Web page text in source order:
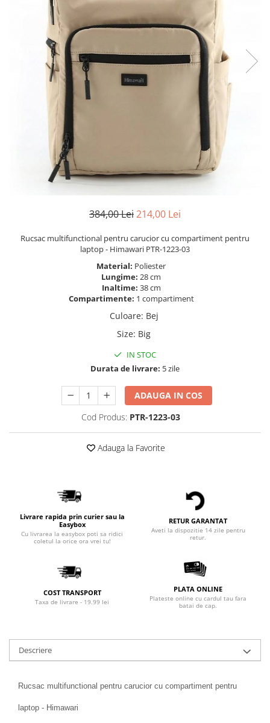
384,00 Lei214,00 Lei
Rucsac multifunctional pentru carucior cu compartiment pentru
laptop - Himawari PTR-1223-03
Material: Poliester
Lungime: 28 cm
Inaltime: 38 cm
Compartimente: 1 compartiment
Culoare: Bej
Size: Big
IN STOC
Durata de livrare: 5 zile
ADAUGA IN COS
Cod Produs: PTR-1223-03
Adauga la Favorite
Livrare rapida prin curier sau la
Easybox
Cu livrarea la easybox poti sa ridici
coletul la orice ora vrei tu!
RETUR GARANTAT
Aveti la dispozitie 14 zile pentru
retur.
COST TRANSPORT
Taxa de livrare - 19.99 lei
PLATA ONLINE
Plateste online cu cardul tau fara
batai de cap.
Descriere
Rucsac multifunctional pentru carucior cu compartiment pentru
laptop - Himawari